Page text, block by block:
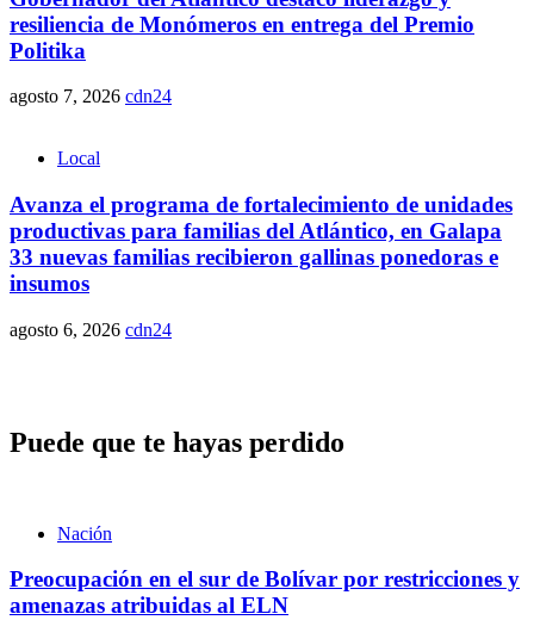
resiliencia de Monómeros en entrega del Premio
Politika
agosto 7, 2026 cdn24
Local
Avanza el programa de fortalecimiento de unidades
productivas para familias del Atlántico, en Galapa
33 nuevas familias recibieron gallinas ponedoras e
insumos
agosto 6, 2026 cdn24
Puede que te hayas perdido
Nación
Preocupación en el sur de Bolívar por restricciones y
amenazas atribuidas al ELN